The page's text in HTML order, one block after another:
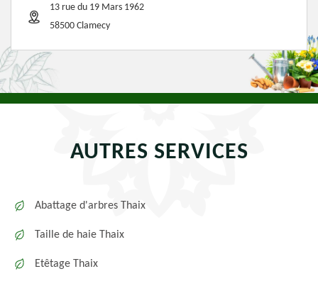
13 rue du 19 Mars 1962
58500 Clamecy
AUTRES SERVICES
Abattage d'arbres Thaix
Taille de haie Thaix
Etêtage Thaix